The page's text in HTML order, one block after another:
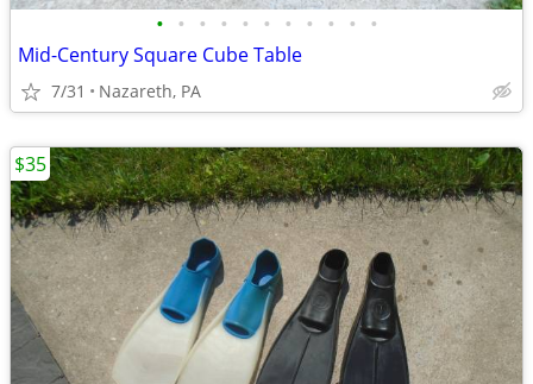
• • • • • • • • • • •
Mid-Century Square Cube Table
7/31 Nazareth, PA
$35